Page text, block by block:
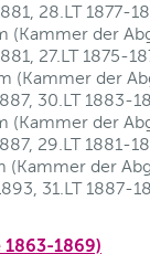
28.LT 1877-
(Kammer der
27.LT 1875-
(Kammer der
30.LT 1883-
(Kammer der
29.LT 1881-
(Kammer der
31.LT 1887-
1863-1869)